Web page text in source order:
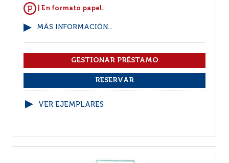
| En formato papel.
MÁS INFORMACIÓN...
VER EJEMPLARES